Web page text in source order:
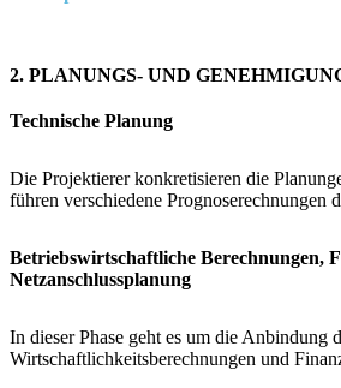
2. PLANUNGS- UND
Technische Planung
Die Projektierer konkretisieren die
führen verschiedene Prognoserechnungen
Betriebswirtschaftliche Berechnungen,
Netzanschlussplanung
In dieser Phase geht es um die Anbindung
Wirtschaftlichkeitsberechnungen und